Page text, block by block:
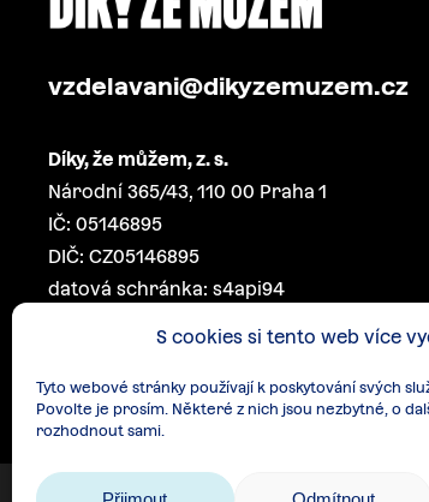
S cookies si tento web více
Tyto webové stránky používají k poskytování svých
Povolte je prosím. Některé z nich jsou nezbytné, o
rozhodnout sami.
vzdelavani@dikyzemuzem.cz
Díky, že můžem, z. s.
Národní 365/43, 110 00 Praha 1
IČ: 05146895
DIČ: CZ05146895
datová schránka: s4api94